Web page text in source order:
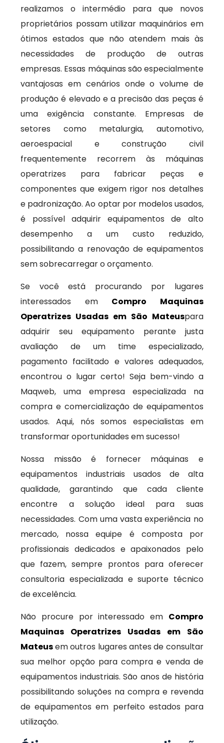
realizamos o intermédio para que novos
proprietários possam utilizar maquinários em
ótimos estados que não atendem mais às
necessidades de produção de outras
empresas. Essas máquinas são especialmente
vantajosas em cenários onde o volume de
produção é elevado e a precisão das peças é
uma exigência constante. Empresas de
setores como metalurgia, automotivo,
aeroespacial e construção civil
frequentemente recorrem às máquinas
operatrizes para fabricar peças e
componentes que exigem rigor nos detalhes
e padronização. Ao optar por modelos usados,
é possível adquirir equipamentos de alto
desempenho a um custo reduzido,
possibilitando a renovação de equipamentos
sem sobrecarregar o orçamento.
Se você está procurando por lugares
interessados em Compro Maquinas
Operatrizes Usadas em São Mateuspara
adquirir seu equipamento perante justa
avaliação de um time especializado,
pagamento facilitado e valores adequados,
encontrou o lugar certo! Seja bem-vindo a
Maqweb, uma empresa especializada na
compra e comercialização de equipamentos
usados. Aqui, nós somos especialistas em
transformar oportunidades em sucesso!
Nossa missão é fornecer máquinas e
equipamentos industriais usados de alta
qualidade, garantindo que cada cliente
encontre a solução ideal para suas
necessidades. Com uma vasta experiência no
mercado, nossa equipe é composta por
profissionais dedicados e apaixonados pelo
que fazem, sempre prontos para oferecer
consultoria especializada e suporte técnico
de excelência.
Não procure por interessado em Compro
Maquinas Operatrizes Usadas em São
Mateusem outros lugares antes de consultar
sua melhor opção para compra e venda de
equipamentos industriais. São anos de história
possibilitando soluções na compra e revenda
de equipamentos em perfeito estados para
utilização.